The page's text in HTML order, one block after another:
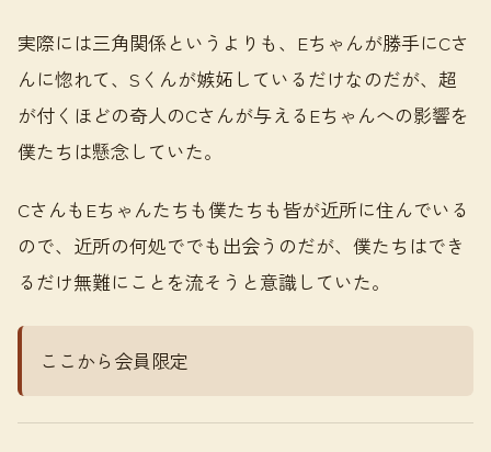
実際には三角関係というよりも、Eちゃんが勝手にCさ
んに惚れて、Sくんが嫉妬しているだけなのだが、超
が付くほどの奇人のCさんが与えるEちゃんへの影響を
僕たちは懸念していた。
CさんもEちゃんたちも僕たちも皆が近所に住んでいる
ので、近所の何処ででも出会うのだが、僕たちはでき
るだけ無難にことを流そうと意識していた。
ここから会員限定